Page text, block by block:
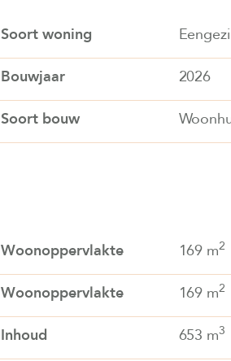
Soort woning
Bouwjaar 2026
Soort bouw
Woonoppervlakte 169 m2
Woonoppervlakte 169 m2
Inhoud 653 m3